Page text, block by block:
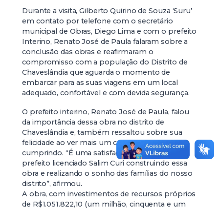
Durante a visita, Gilberto Quirino de Souza ‘Suru’
em contato por telefone com o secretário
municipal de Obras, Diego Lima e com o prefeito
Interino, Renato José de Paula falaram sobre a
conclusão das obras e reafirmaram o
compromisso com a população do Distrito de
Chaveslândia que aguarda o momento de
embarcar para as suas viagens em um local
adequado, confortável e com devida segurança.
O prefeito interino, Renato José de Paula, falou
da importância dessa obra no distrito de
Chaveslândia e, também ressaltou sobre sua
felicidade ao ver mais um compromisso sendo
cumprindo. “É uma satisfação estar ao lado do
prefeito licenciado Salim Curi construindo essa
obra e realizando o sonho das famílias do nosso
distrito”, afirmou.
A obra, com investimentos de recursos próprios
de R$1.051.822,10 (um milhão, cinquenta e um